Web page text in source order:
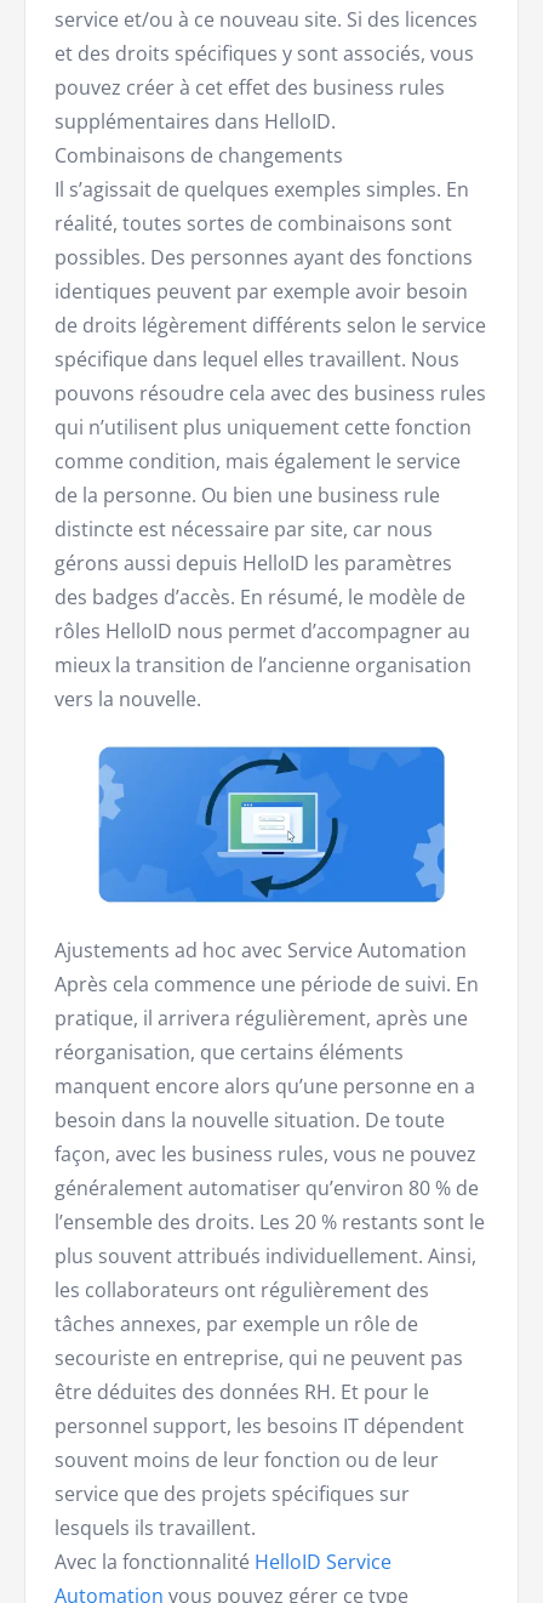
service et/ou à ce nouveau site. Si des licences
et des droits spécifiques y sont associés, vous
pouvez créer à cet effet des business rules
supplémentaires dans HelloID.
Combinaisons de changements
Il s’agissait de quelques exemples simples. En
réalité, toutes sortes de combinaisons sont
possibles. Des personnes ayant des fonctions
identiques peuvent par exemple avoir besoin
de droits légèrement différents selon le service
spécifique dans lequel elles travaillent. Nous
pouvons résoudre cela avec des business rules
qui n’utilisent plus uniquement cette fonction
comme condition, mais également le service
de la personne. Ou bien une business rule
distincte est nécessaire par site, car nous
gérons aussi depuis HelloID les paramètres
des badges d’accès. En résumé, le modèle de
rôles HelloID nous permet d’accompagner au
mieux la transition de l’ancienne organisation
vers la nouvelle.
Ajustements ad hoc avec Service Automation
Après cela commence une période de suivi. En
pratique, il arrivera régulièrement, après une
réorganisation, que certains éléments
manquent encore alors qu’une personne en a
besoin dans la nouvelle situation. De toute
façon, avec les business rules, vous ne pouvez
généralement automatiser qu’environ 80 % de
l’ensemble des droits. Les 20 % restants sont le
plus souvent attribués individuellement. Ainsi,
les collaborateurs ont régulièrement des
tâches annexes, par exemple un rôle de
secouriste en entreprise, qui ne peuvent pas
être déduites des données RH. Et pour le
personnel support, les besoins IT dépendent
souvent moins de leur fonction ou de leur
service que des projets spécifiques sur
lesquels ils travaillent.
Avec la fonctionnalité HelloID Service
Automation vous pouvez gérer ce type